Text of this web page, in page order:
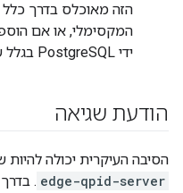
הזה מאוכלס בדרך
המקסימלי, או אם
ידי PostgreSQL בגלל שגיאות בזמן הריצה.
הודעת שגיאה
הסיבה העיקרית יכולה להיות
edge-qpid-server
.